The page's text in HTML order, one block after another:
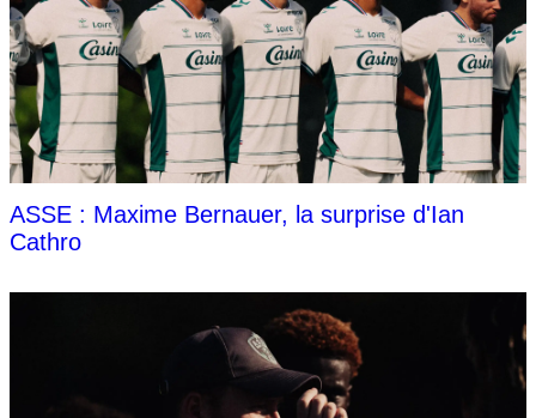
ASSE : Maxime Bernauer, la surprise d'Ian
Cathro